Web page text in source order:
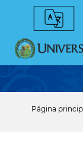
Página